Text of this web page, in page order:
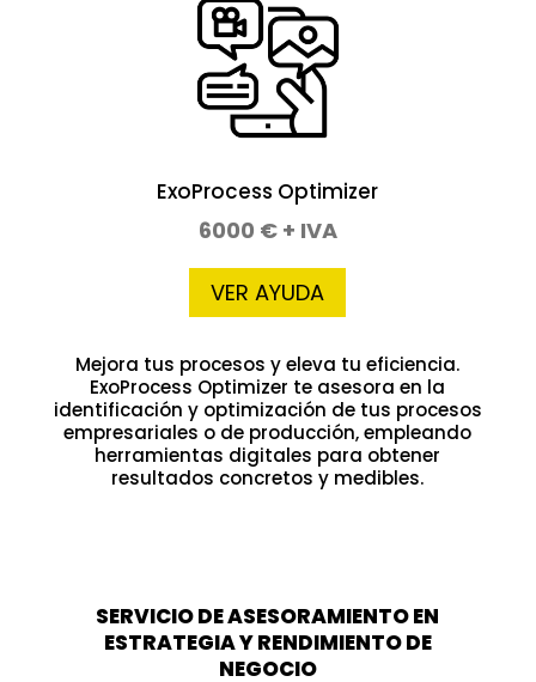
ExoProcess Optimizer
6000 € + IVA
VER AYUDA
Mejora tus procesos y eleva tu eficiencia.
ExoProcess Optimizer te asesora en la
identificación y optimización de tus procesos
empresariales o de producción, empleando
herramientas digitales para obtener
resultados concretos y medibles.
SERVICIO DE ASESORAMIENTO EN
ESTRATEGIA Y RENDIMIENTO DE
NEGOCIO